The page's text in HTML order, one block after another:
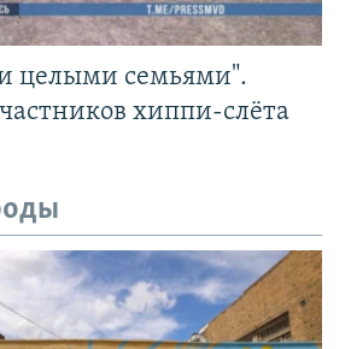
целыми семьями".
хиппи-слёта